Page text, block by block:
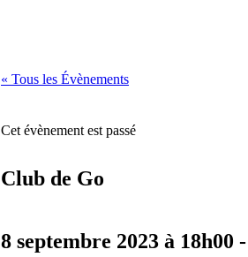
« Tous les Évènements
Cet évènement est passé
Club de Go
8 septembre 2023 à 18h00 -